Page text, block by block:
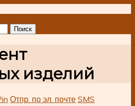
изделий
Отпр. по эл. почте SMS